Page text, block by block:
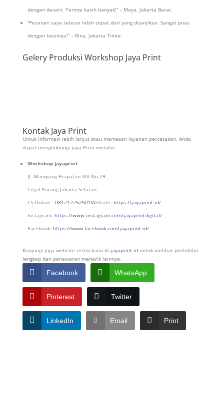
dengan desain. Terima kasih banyak!” – Maya, Jakarta Barat.
“Pesanan saya selesai lebih cepat dari yang dijanjikan. Sangat puas
dengan hasilnya!” – Rina, Jakarta Timur.
Gelery Produksi Workshop Jaya Print
Kontak Jaya Print
Untuk informasi lebih lanjut atau memesan layanan percetakan, Anda
dapat menghubungi Jaya Print melalui:
Workshop Jayaprint
Jl. Mampang Prapatan VIII No.29
Tegal Parang-Jakarta Selatan
CS Online : 081212252501Website: https://jayaprint.id/
Instagram: https://www.instagram.com/jayaprintdigital/
Facebook: https://www.facebook.com/jayaprint.id/
Kunjungi juga website resmi kami di jayaprint.iduntuk melihat portofolio
lengkap dan penawaran menarik lainnya.
Facebook WhatsApp
Pinterest Twitter
LinkedIn Email Print